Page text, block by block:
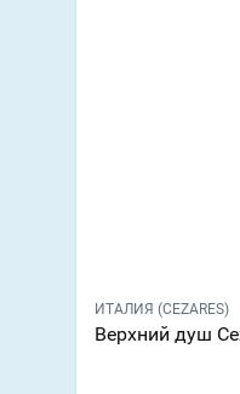
ИТАЛИЯ (CEZARES)
Верхний душ